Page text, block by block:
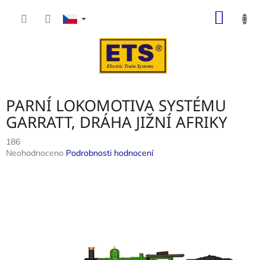
PARNÍ LOKOMOTIVA SYSTÉMU
GARRATT, DRÁHA JIŽNÍ AFRIKY
186
Průměrné
Neohodnoceno Podrobnosti hodnocení